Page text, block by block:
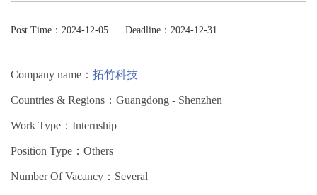
Post Time：2024-12-05 Deadline：2024-12-31
Company name： 拓竹科技
Countries & Regions：Guangdong - Shenzhen
Work Type：Internship
Position Type：Others
Number Of Vacancy：Several